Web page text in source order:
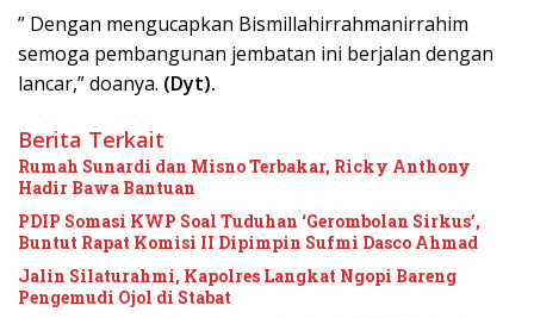
” Dengan mengucapkan Bismillahirrahmanirrahim
semoga pembangunan jembatan ini berjalan dengan
lancar,” doanya. (Dyt).
Berita Terkait
Rumah Sunardi dan Misno Terbakar, Ricky Anthony
Hadir Bawa Bantuan
PDIP Somasi KWP Soal Tuduhan ‘Gerombolan Sirkus’,
Buntut Rapat Komisi II Dipimpin Sufmi Dasco Ahmad
Jalin Silaturahmi, Kapolres Langkat Ngopi Bareng
Pengemudi Ojol di Stabat